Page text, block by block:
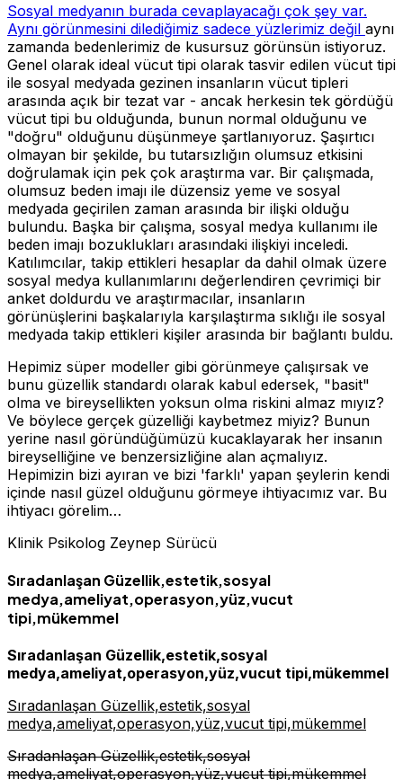
Sosyal medyanın burada cevaplayacağı çok şey var.
Aynı görünmesini dilediğimiz sadece yüzlerimiz değil aynı
zamanda bedenlerimiz de kusursuz görünsün istiyoruz.
Genel olarak ideal vücut tipi olarak tasvir edilen vücut tipi
ile sosyal medyada gezinen insanların vücut tipleri
arasında açık bir tezat var - ancak herkesin tek gördüğü
vücut tipi bu olduğunda, bunun normal olduğunu ve
"doğru" olduğunu düşünmeye şartlanıyoruz. Şaşırtıcı
olmayan bir şekilde, bu tutarsızlığın olumsuz etkisini
doğrulamak için pek çok araştırma var. Bir çalışmada,
olumsuz beden imajı ile düzensiz yeme ve sosyal
medyada geçirilen zaman arasında bir ilişki olduğu
bulundu. Başka bir çalışma, sosyal medya kullanımı ile
beden imajı bozuklukları arasındaki ilişkiyi inceledi.
Katılımcılar, takip ettikleri hesaplar da dahil olmak üzere
sosyal medya kullanımlarını değerlendiren çevrimiçi bir
anket doldurdu ve araştırmacılar, insanların
görünüşlerini başkalarıyla karşılaştırma sıklığı ile sosyal
medyada takip ettikleri kişiler arasında bir bağlantı buldu.
Hepimiz süper modeller gibi görünmeye çalışırsak ve
bunu güzellik standardı olarak kabul edersek, "basit"
olma ve bireysellikten yoksun olma riskini almaz mıyız?
Ve böylece gerçek güzelliği kaybetmez miyiz? Bunun
yerine nasıl göründüğümüzü kucaklayarak her insanın
bireyselliğine ve benzersizliğine alan açmalıyız.
Hepimizin bizi ayıran ve bizi 'farklı' yapan şeylerin kendi
içinde nasıl güzel olduğunu görmeye ihtiyacımız var. Bu
ihtiyacı görelim…
Klinik Psikolog Zeynep Sürücü
Sıradanlaşan Güzellik,estetik,sosyal
medya,ameliyat,operasyon,yüz,vucut
tipi,mükemmel
Sıradanlaşan Güzellik,estetik,sosyal
medya,ameliyat,operasyon,yüz,vucut tipi,mükemmel
Sıradanlaşan Güzellik,estetik,sosyal
medya,ameliyat,operasyon,yüz,vucut tipi,mükemmel
Sıradanlaşan Güzellik,estetik,sosyal
medya,ameliyat,operasyon,yüz,vucut tipi,mükemmel